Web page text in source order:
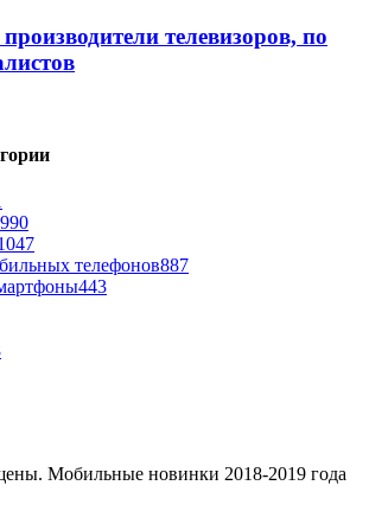
телевизоров, по
телефонов887
443
Мобильные новинки 2018-2019 года